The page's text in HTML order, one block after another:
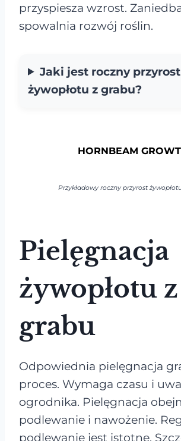
przyspiesza wzrost.
spowalnia rozwój roślin.
Jaki jest roczny przyrost
żywopłotu z grabu?
HORNBEAM
Przykładowy roczny przyrost
Pielęgnacja
żywopłotu z
grabu
Odpowiednia pielęgnacja
proces. Wymaga czasu i
ogrodnika. Pielęgnacja
podlewanie i nawożenie.
podlewanie jest istotne.